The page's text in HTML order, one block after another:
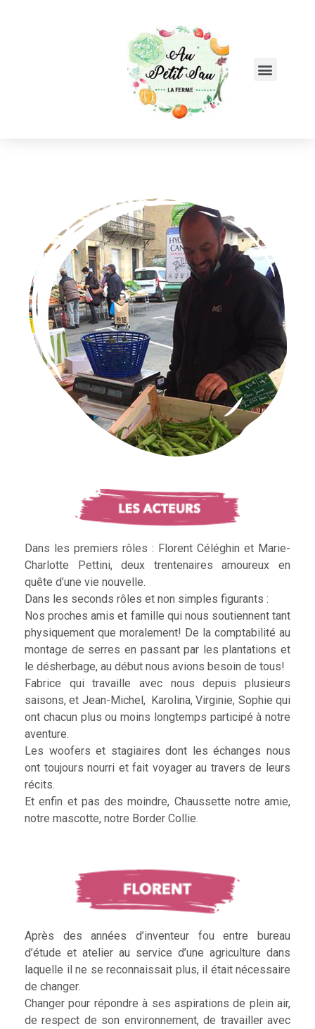
Dans les premiers rôles : Florent Céléghin et Marie-
Charlotte Pettini, deux trentenaires amoureux en
quête d’une vie nouvelle.
Dans les seconds rôles et non simples figurants :
Nos proches amis et famille qui nous soutiennent tant
physiquement que moralement! De la comptabilité au
montage de serres en passant par les plantations et
le désherbage, au début nous avions besoin de tous!
Fabrice qui travaille avec nous depuis plusieurs
saisons, et Jean-Michel, Karolina, Virginie, Sophie qui
ont chacun plus ou moins longtemps participé à notre
aventure.
Les woofers et stagiaires dont les échanges nous
ont toujours nourri et fait voyager au travers de leurs
récits.
Et enfin et pas des moindre, Chaussette notre amie,
notre mascotte, notre Border Collie.
Après des années d’inventeur fou entre bureau
d’étude et atelier au service d’une agriculture dans
laquelle il ne se reconnaissait plus, il était nécessaire
de changer.
Changer pour répondre à ses aspirations de plein air,
de respect de son environnement, de travailler avec